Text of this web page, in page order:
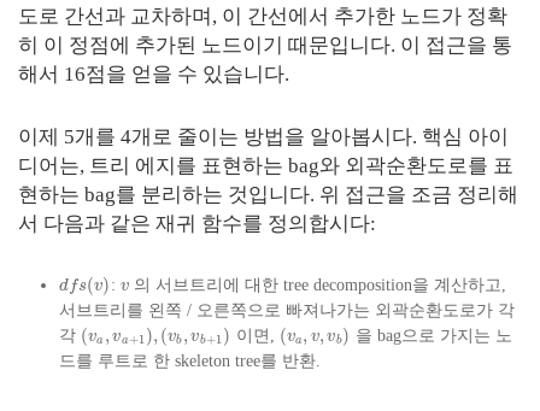
도로 간선과 교차하며, 이 간선에서 추가한 노드가 정확
히 이 정점에 추가된 노드이기 때문입니다. 이 접근을 통
해서 16점을 얻을 수 있습니다.
이제 5개를 4개로 줄이는 방법을 알아봅시다. 핵심 아이
디어는, 트리 에지를 표현하는 bag와 외곽순환도로를 표
현하는 bag를 분리하는 것입니다. 위 접근을 조금 정리해
서 다음과 같은 재귀 함수를 정의합시다:
d fs(v) : v 의 서브트리에 대한 tree decomposition을 계산하고,
서브트리를 왼쪽 / 오른쪽으로 빠져나가는 외곽순환도로가 각
각 (va , va+1 ), (vb , vb+1 ) 이면, (va, v, vb) 을 bag으로 가지는 노
드를 루트로 한 skeleton tree를 반환.